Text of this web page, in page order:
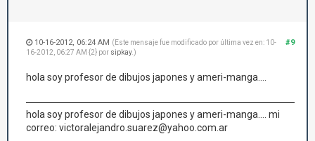
#9
10-16-2012, 06:24 AM (Este mensaje fue modificado por última vez en: 10-
16-2012, 06:27 AM {2} por sipkay.)
hola soy profesor de dibujos japones y ameri-manga....
hola soy profesor de dibujos japones y ameri-manga.... mi
correo: victoralejandro.suarez@yahoo.com.ar